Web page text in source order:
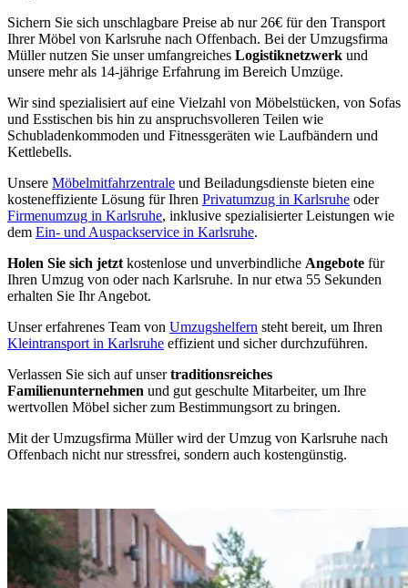
Sichern Sie sich unschlagbare Preise ab nur 26€ für den Transport
Ihrer Möbel von Karlsruhe nach Offenbach. Bei der Umzugsfirma
Müller nutzen Sie unser umfangreiches Logistiknetzwerk und
unsere mehr als 14-jährige Erfahrung im Bereich Umzüge.
Wir sind spezialisiert auf eine Vielzahl von Möbelstücken, von Sofas
und Esstischen bis hin zu anspruchsvolleren Teilen wie
Schubladenkommoden und Fitnessgeräten wie Laufbändern und
Kettlebells.
Unsere Möbelmitfahrzentrale und Beiladungsdienste bieten eine
kosteneffiziente Lösung für Ihren Privatumzug in Karlsruhe oder
Firmenumzug in Karlsruhe, inklusive spezialisierter Leistungen wie
dem Ein- und Auspackservice in Karlsruhe.
Holen Sie sich jetzt kostenlose und unverbindliche Angebote für
Ihren Umzug von oder nach Karlsruhe. In nur etwa 55 Sekunden
erhalten Sie Ihr Angebot.
Unser erfahrenes Team von Umzugshelfern steht bereit, um Ihren
Kleintransport in Karlsruhe effizient und sicher durchzuführen.
Verlassen Sie sich auf unsertraditionsreiches
Familienunternehmen und gut geschulte Mitarbeiter, um Ihre
wertvollen Möbel sicher zum Bestimmungsort zu bringen.
Mit der Umzugsfirma Müller wird der Umzug von Karlsruhe nach
Offenbach nicht nur stressfrei, sondern auch kostengünstig.